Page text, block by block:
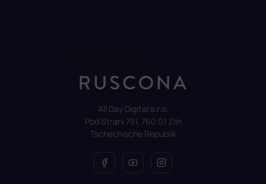
All Day Digital s.r.o.
Pod Strani 751, 760 01 Zlín
Tschechische Republik